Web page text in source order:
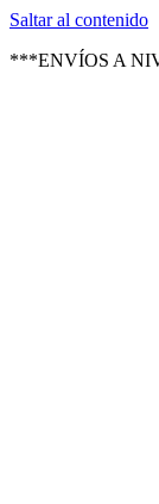
Texsal
Saltar al contenido
***ENVÍOS A